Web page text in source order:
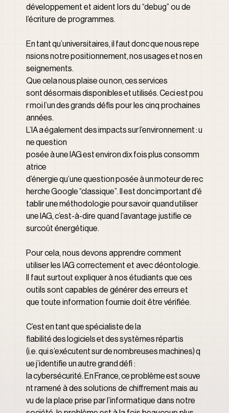
développement et aident lors du “debug” ou de
l’écriture de programmes.
En tant qu’universitaires, il faut donc que nous repe
nsions notre positionnement, nos usages et nos en
seignements.
Que cela nous plaise ou non, ces services
sont désormais disponibles et utilisés. Ceci est pou
r moi l’un des grands défis pour les cinq prochaines
années.
L’IA a également des impacts sur l’environnement : u
ne question
posée à une IAG est environ dix fois plus consomm
atrice
d’énergie qu’une question posée à un moteur de rec
herche Google “classique”. Il est donc important d’é
tablir une méthodologie pour savoir quand utiliser
une IAG, c’est-à-dire quand l’avantage justifie ce
surcoût énergétique.
Pour cela, nous devons apprendre comment
utiliser les IAG correctement et avec déontologie.
Il faut surtout expliquer à nos étudiants que ces
outils sont capables de générer des erreurs et
que toute information fournie doit être vérifiée.
C’est en tant que spécialiste de la
fiabilité des logiciels et des systèmes répartis
(i.e. qui s’exécutent sur de nombreuses machines) q
ue j’identifie un autre grand défi :
la cybersécurité. En France, ce problème est souve
nt ramené à des solutions de chiffrement mais au
vu de la place prise par l’informatique dans notre